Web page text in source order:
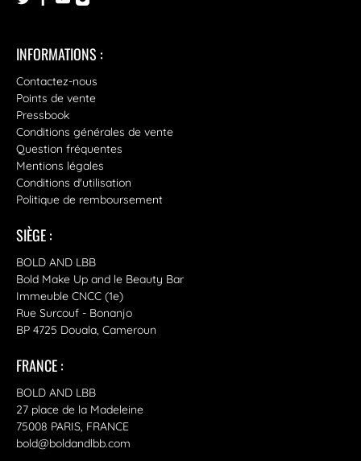
INFORMATIONS :
Contactez-nous
Points de vente
Pressbook
Conditions générales de vente
Question fréquentes
Mentions légales
Conditions d'utilisation
Politique de remboursement
SIÈGE :
BOLD AND LBB
Bold Make Up and le Beauty Bar
Immeuble CNCC (1e)
Rue Surcouf - Bonanjo
BP 4725 Douala, Cameroun
FRANCE :
BOLD AND LBB
27 place de la Madeleine
75008 PARIS, FRANCE
bold@boldandlbb.com